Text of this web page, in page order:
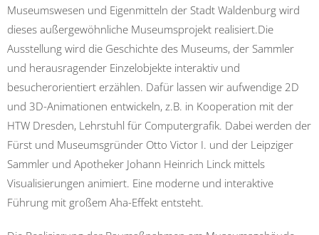
Museumswesen und Eigenmitteln der Stadt Waldenburg wird
dieses außergewöhnliche Museumsprojekt realisiert.Die
Ausstellung wird die Geschichte des Museums, der Sammler
und herausragender Einzelobjekte interaktiv und
besucherorientiert erzählen. Dafür lassen wir aufwendige 2D
und 3D-Animationen entwickeln, z.B. in Kooperation mit der
HTW Dresden, Lehrstuhl für Computergrafik. Dabei werden der
Fürst und Museumsgründer Otto Victor I. und der Leipziger
Sammler und Apotheker Johann Heinrich Linck mittels
Visualisierungen animiert. Eine moderne und interaktive
Führung mit großem Aha-Effekt entsteht.